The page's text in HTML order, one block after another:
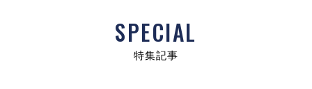
SPECIAL
特集記事